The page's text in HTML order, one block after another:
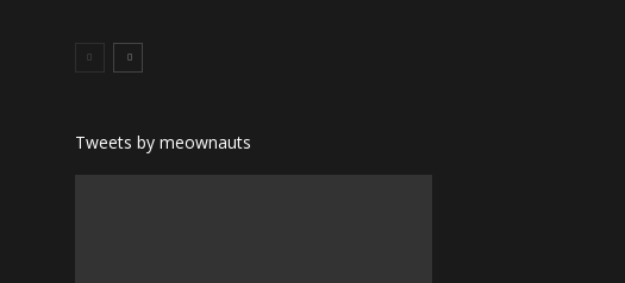
Tweets by meownauts